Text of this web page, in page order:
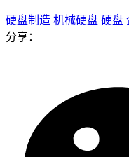
硬盘制造 机械硬盘 硬盘
分享：